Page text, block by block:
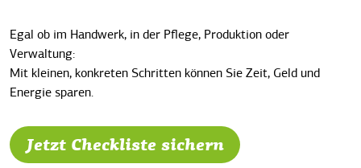
Egal ob im Handwerk, in der Pflege, Produktion oder
Verwaltung:
Mit kleinen, konkreten Schritten können Sie Zeit, Geld und
Energie sparen.
Jetzt Checkliste sichern